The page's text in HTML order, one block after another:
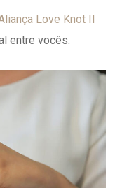
Love Knot II
entre vocês.